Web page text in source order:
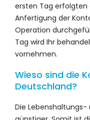
ersten Tag erfolgten
Anfertigung der
Operation
Tag wird Ihr
vornehmen.
Wieso sind die
Deutschland?
Die Lebenshaltungs-